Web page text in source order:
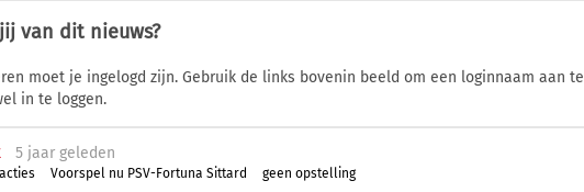
van dit nieuws?
moet je ingelogd zijn. Gebruik de links bovenin beeld om een loginnaam aan te
in te loggen.
5 jaar geleden
Voorspel nu PSV-Fortuna Sittard geen opstelling